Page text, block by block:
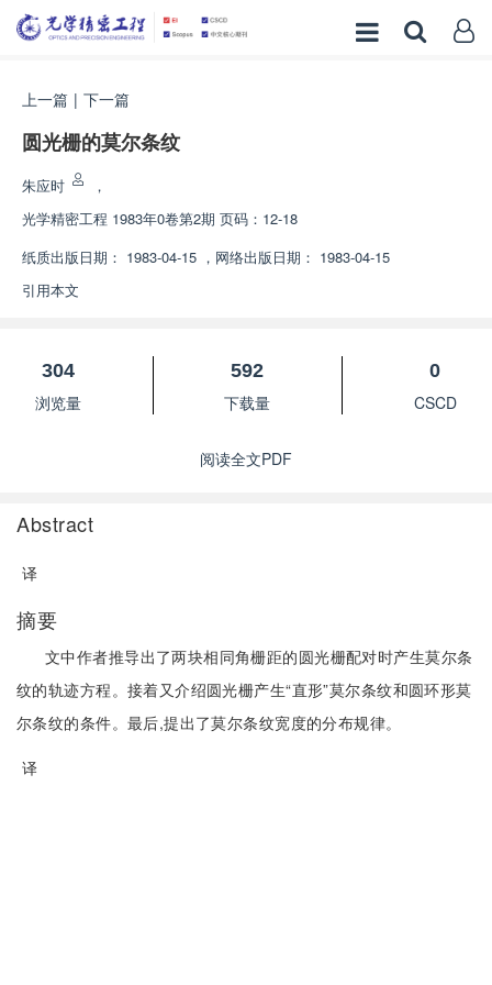
上一篇 | 下一篇
圆光栅的莫尔条纹
朱应时
，
光学精密工程 1983年0卷第2期 页码：12-18
纸质出版日期： 1983-04-15 ， 网络出版日期： 1983-04-15
引用本文
304
浏览量
592
下载量
0
CSCD
阅读全文PDF
Abstract
译
摘要
文中作者推导出了两块相同角栅距的圆光栅配对时产生莫尔条
纹的轨迹方程。接着又介绍圆光栅产生“直形”莫尔条纹和圆环形莫
尔条纹的条件。最后,提出了莫尔条纹宽度的分布规律。
译